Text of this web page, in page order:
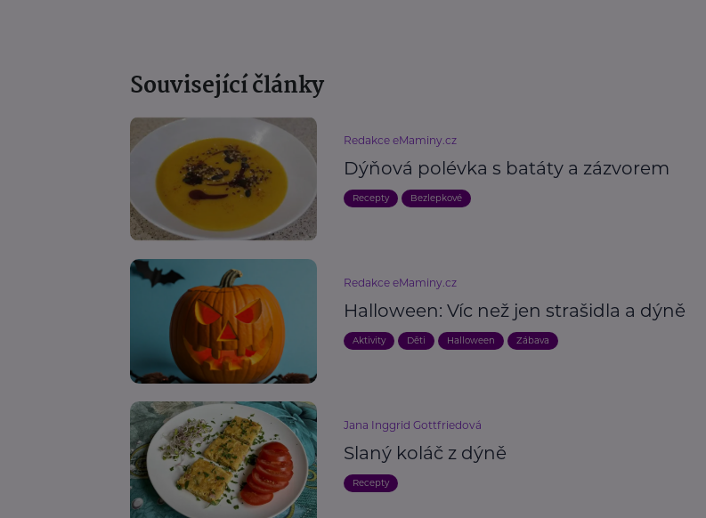
Související články
Redakce eMaminy.cz
Dýňová polévka s batáty a zázvorem
Recepty Bezlepkové
Redakce eMaminy.cz
Halloween: Víc než jen strašidla a dýně
Aktivity Děti Halloween Zábava
Jana Inggrid Gottfriedová
Slaný koláč z dýně
Recepty